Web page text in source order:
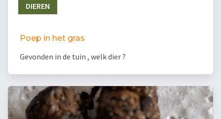
DIEREN
Poep in het gras
Gevonden in de tuin , welk dier ?